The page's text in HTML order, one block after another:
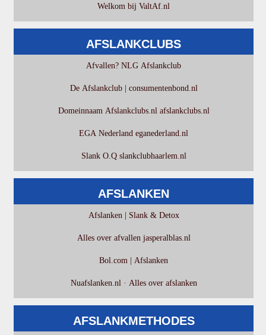
Welkom bij ValtAf.nl
AFSLANKCLUBS
Afvallen? NLG Afslankclub
De Afslankclub | consumentenbond.nl
Domeinnaam Afslankclubs.nl afslankclubs.nl
EGA Nederland eganederland.nl
Slank O.Q slankclubhaarlem.nl
AFSLANKEN
Afslanken | Slank & Detox
Alles over afvallen jasperalblas.nl
Bol.com | Afslanken
Nuafslanken.nl · Alles over afslanken
AFSLANKMETHODES